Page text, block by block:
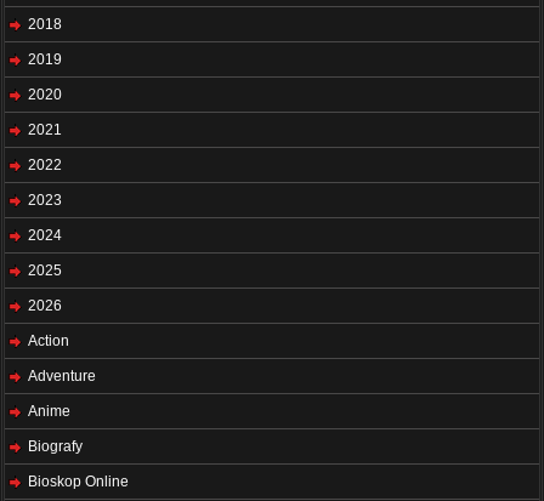
2018
2019
2020
2021
2022
2023
2024
2025
2026
Action
Adventure
Anime
Biografy
Bioskop Online